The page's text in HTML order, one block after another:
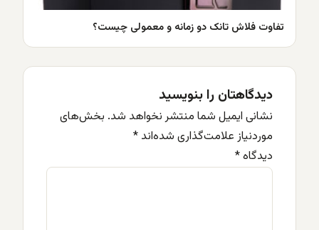
تفاوت فلاش تانک دو زمانه و معمولی چیست؟
دیدگاهتان را بنویسید
نشانی ایمیل شما منتشر نخواهد شد. بخش‌های
موردنیاز علامت‌گذاری شده‌اند *
دیدگاه*